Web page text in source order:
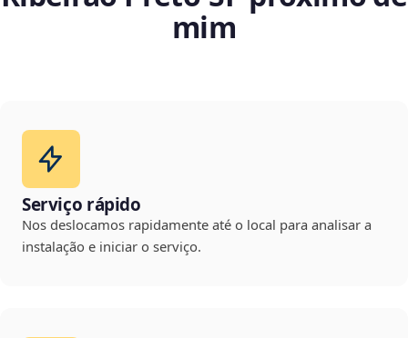
mim
Serviço rápido
Nos deslocamos rapidamente até o local para analisar a
instalação e iniciar o serviço.